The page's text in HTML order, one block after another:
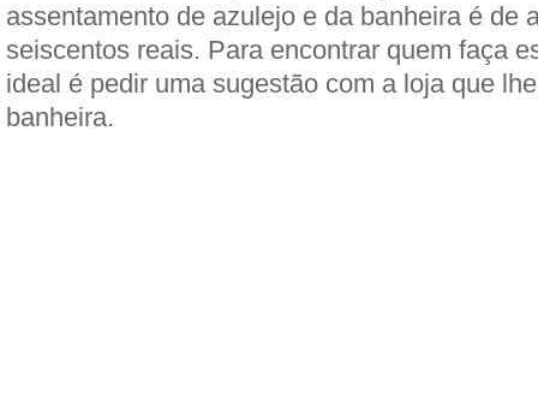
assentamento de azulejo e da banheira é de
seiscentos reais. Para encontrar quem faça
ideal é pedir uma sugestão com a loja que
banheira.